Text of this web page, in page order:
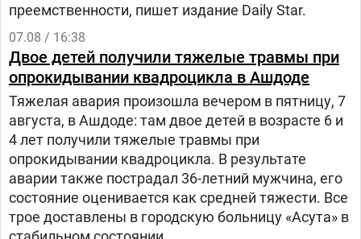
преемственности, пишет издание Daily Star.
07.08 / 16:38
Двое детей получили тяжелые травмы при
опрокидывании квадроцикла в Ашдоде
Тяжелая авария произошла вечером в пятницу, 7
августа, в Ашдоде: там двое детей в возрасте 6 и
4 лет получили тяжелые травмы при
опрокидывании квадроцикла. В результате
аварии также пострадал 36-летний мужчина, его
состояние оценивается как средней тяжести. Все
трое доставлены в городскую больницу «Асута» в